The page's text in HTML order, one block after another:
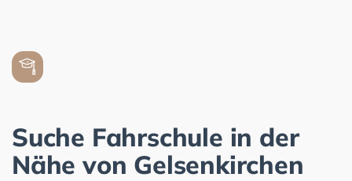
Suche Fahrschule in der
Nähe von Gelsenkirchen